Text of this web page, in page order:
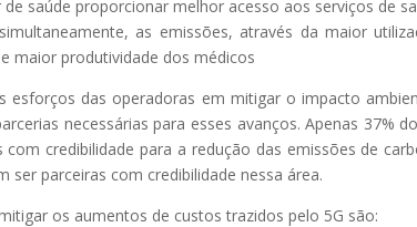
saúde proporcionar melhor acesso aos serviços de
as emissões, através da maior
maior produtividade dos médicos
das operadoras em mitigar o impacto
necessárias para esses avanços. Apenas 37%
credibilidade para a redução das emissões de
parceiras com credibilidade nessa área.
os aumentos de custos trazidos pelo 5G são: